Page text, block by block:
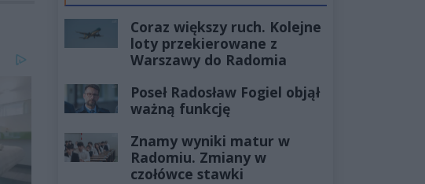
Coraz większy ruch. Kolejne
loty przekierowane z
Warszawy do Radomia
Poseł Radosław Fogiel objął
ważną funkcję
Znamy wyniki matur w
Radomiu. Zmiany w
czołówce stawki